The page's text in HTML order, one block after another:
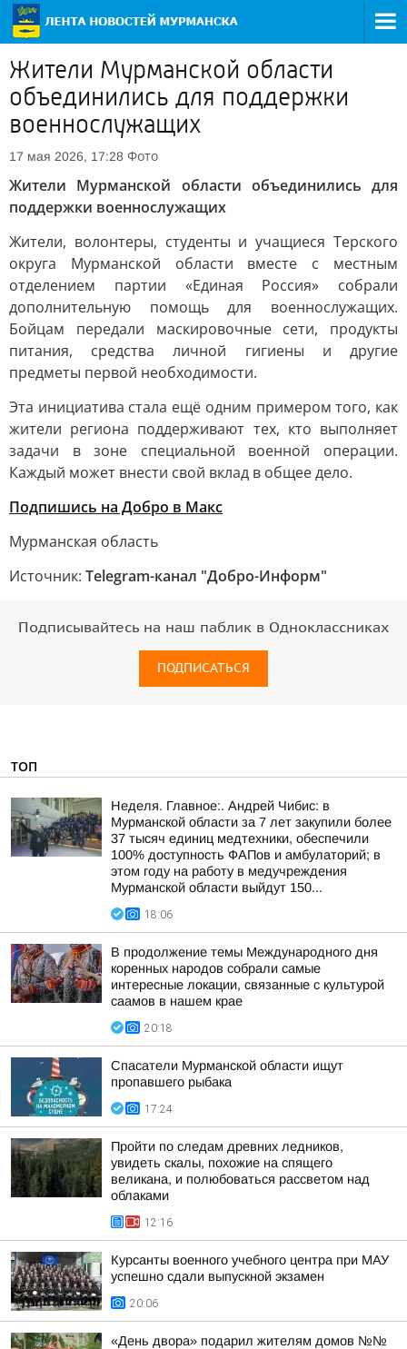
Жители Мурманской области
объединились для поддержки
военнослужащих
17 мая 2026, 17:28 Фото
Жители Мурманской области объединились для
поддержки военнослужащих
Жители, волонтеры, студенты и учащиеся Терского
округа Мурманской области вместе с местным
отделением партии «Единая Россия» собрали
дополнительную помощь для военнослужащих.
Бойцам передали маскировочные сети, продукты
питания, средства личной гигиены и другие
предметы первой необходимости.
Эта инициатива стала ещё одним примером того, как
жители региона поддерживают тех, кто выполняет
задачи в зоне специальной военной операции.
Каждый может внести свой вклад в общее дело.
Подпишись на Добро в Макс
Мурманская область
Источник: Telegram-канал "Добро-Информ"
Подписывайтесь на наш паблик в Одноклассниках
ПОДПИСАТЬСЯ
ТОП
Неделя. Главное:. Андрей Чибис: в
Мурманской области за 7 лет закупили более
37 тысяч единиц медтехники, обеспечили
100% доступность ФАПов и амбулаторий; в
этом году на работу в медучреждения
Мурманской области выйдут 150...
18:06
В продолжение темы Международного дня
коренных народов собрали самые
интересные локации, связанные с культурой
саамов в нашем крае
20:18
Спасатели Мурманской области ищут
пропавшего рыбака
17:24
Пройти по следам древних ледников,
увидеть скалы, похожие на спящего
великана, и полюбоваться рассветом над
облаками
12:16
Курсанты военного учебного центра при МАУ
успешно сдали выпускной экзамен
20:06
«День двора» подарил жителям домов №№